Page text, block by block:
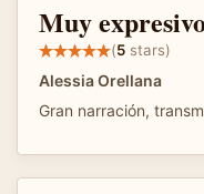
Muy
(5 stars)
Alessia Orellana
Gran narración,